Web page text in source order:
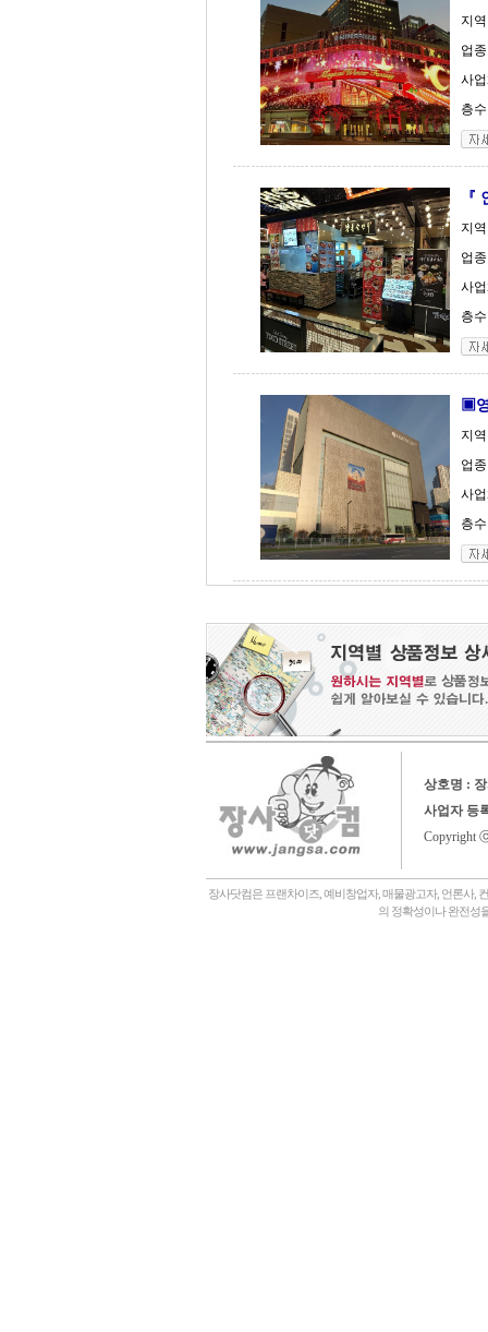
지
업
사
층
『
지
업
사
층
▣
지
업
사
층
상호명 :
사업자 등
Copyright
장사닷컴은 프랜차이즈, 예비창업자, 매물광고자, 언론사,
의 정확성이나 완전성